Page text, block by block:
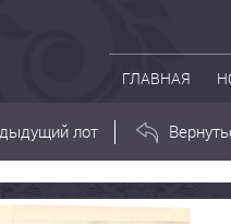
ГЛАВНАЯ
лот